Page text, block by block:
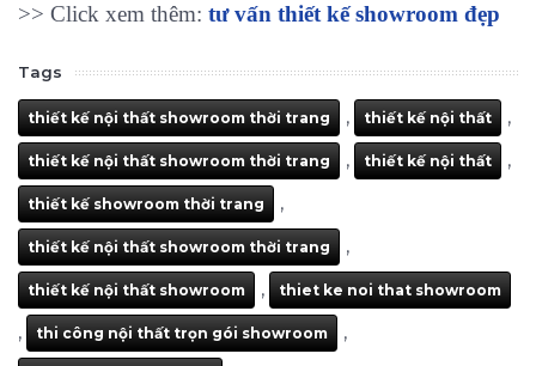
>> Click xem thêm: tư vấn thiết kế showroom đẹp
Tags
thiết kế nội thất showroom thời trang , thiết kế nội thất ,
thiết kế nội thất showroom thời trang , thiết kế nội thất ,
thiết kế showroom thời trang ,
thiết kế nội thất showroom thời trang ,
thiết kế nội thất showroom , thiet ke noi that showroom
, thi công nội thất trọn gói showroom ,